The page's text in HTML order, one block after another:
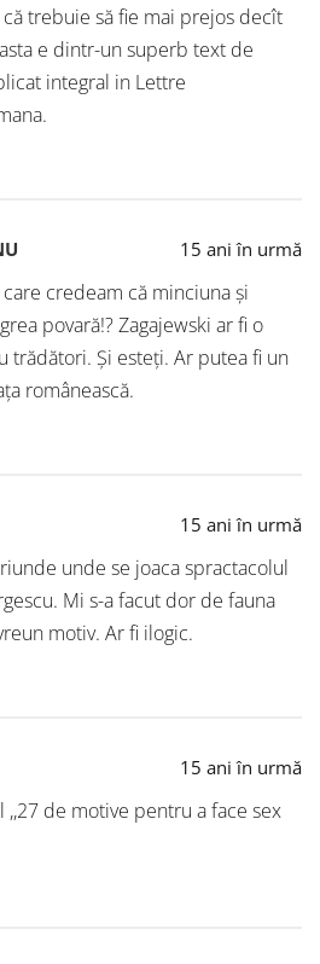
trebuie să fie mai prejos decît
e dintr-un superb text de
integral in Lettre
15 ani în urmă
credeam că minciuna și
povară!? Zagajewski ar fi o
trădători. Și esteți. Ar putea fi un
românească.
15 ani în urmă
unde se joaca spractacolul
Mi s-a facut dor de fauna
motiv. Ar fi ilogic.
15 ani în urmă
de motive pentru a face sex